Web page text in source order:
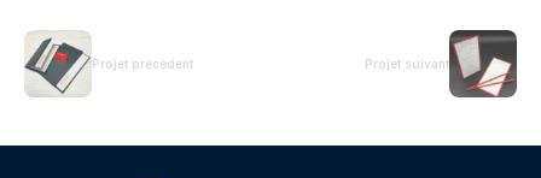
Projet précédent Projet suivant